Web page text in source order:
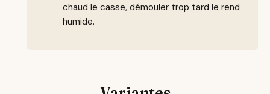
chaud le casse, démouler trop tard le rend
humide.